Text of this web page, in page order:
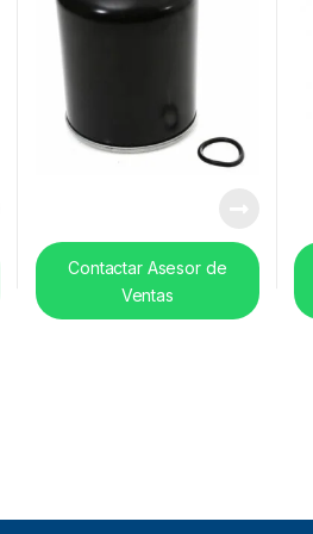
Contactar Asesor de
Ventas